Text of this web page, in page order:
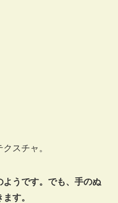
スチャ。
うです。でも、手のぬ
す。